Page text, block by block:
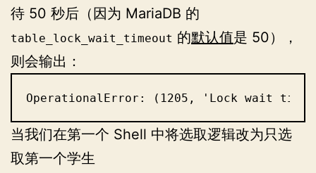
待 50 秒后（因为 MariaDB 的
table_lock_wait_timeout 的默认值是 50），
则会输出：
OperationalError: (1205, 'Lock wait
当我们在第一个 Shell 中将选取逻辑改为只选
取第一个学生